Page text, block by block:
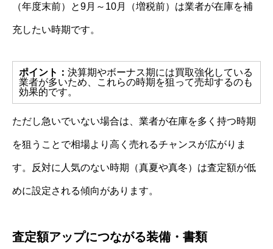
（年度末前）と9月～10月（増税前）は業者が在庫を補
充したい時期です。
ポイント： 決算期やボーナス期には買取強化している
業者が多いため、これらの時期を狙って売却するのも
効果的です。
ただし急いでいない場合は、業者が在庫を多く持つ時期
を狙うことで相場より高く売れるチャンスが広がりま
す。反対に人気のない時期（真夏や真冬）は査定額が低
めに設定される傾向があります。
査定額アップにつながる装備・書類